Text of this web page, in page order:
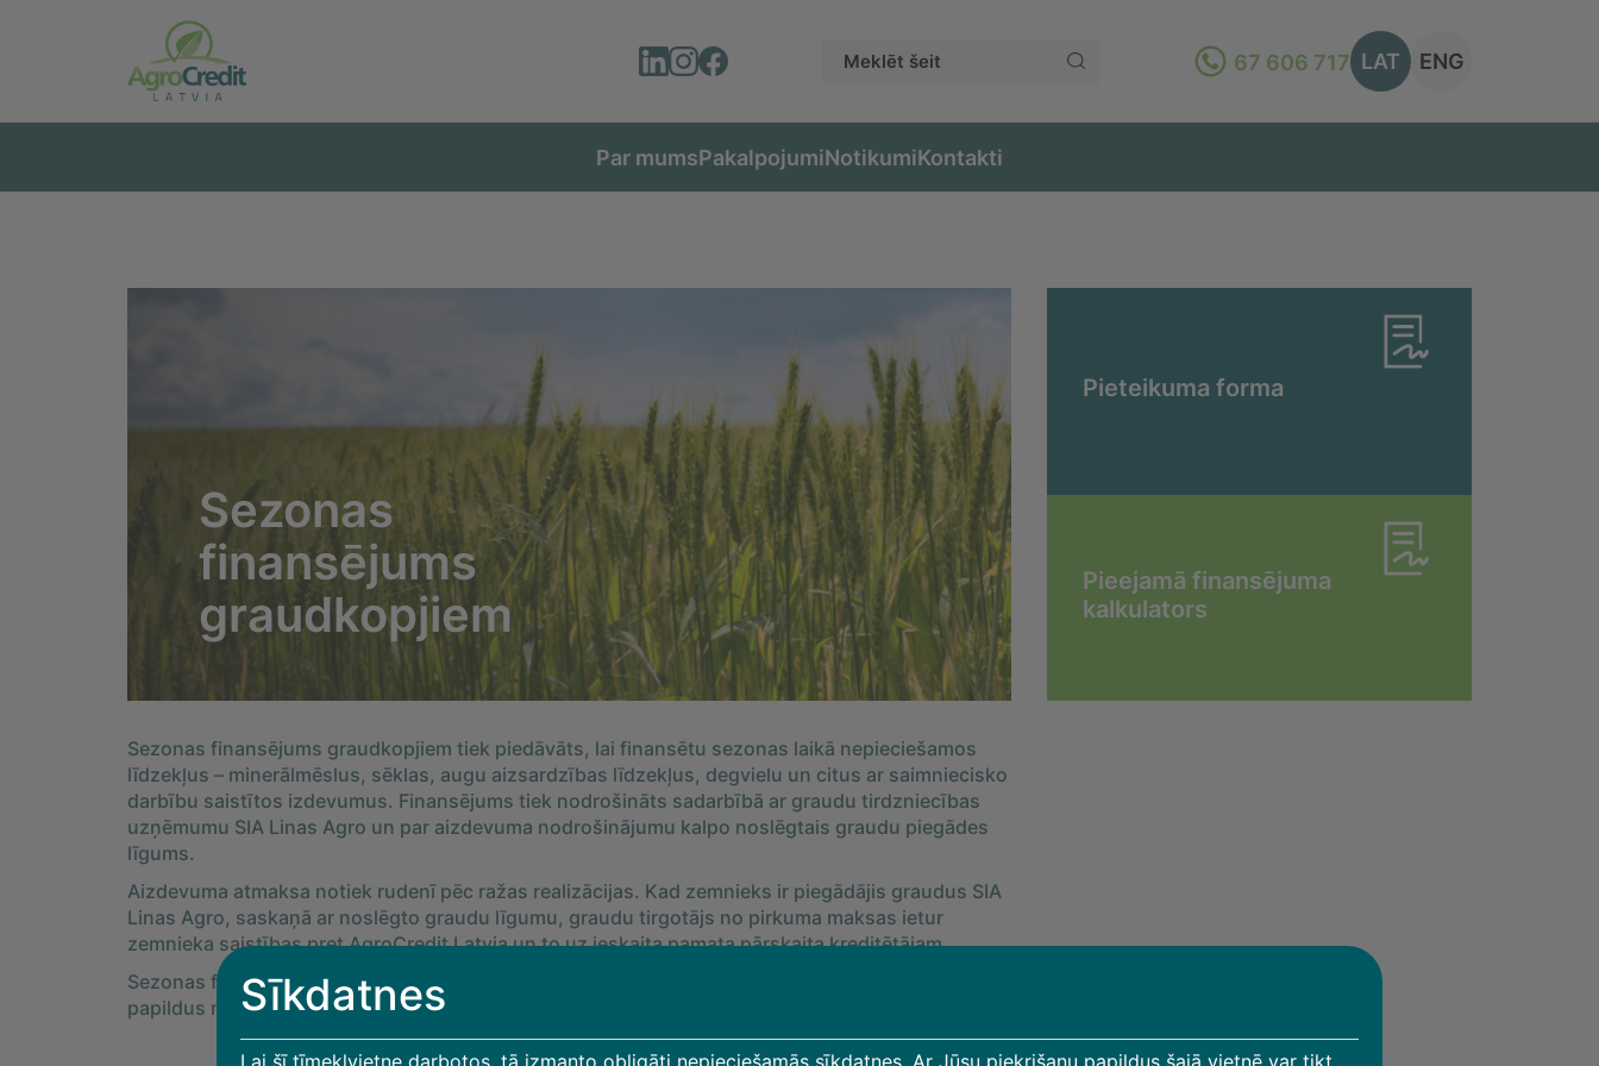
67 606 717 LAT ENG
Par mumsPakalpojumiNotikumiKontakti
Sezonas
finansējums
graudkopjiem
Pieteikuma forma
Pieejamā finansējuma
kalkulators
Sezonas finansējums graudkopjiem tiek piedāvāts, lai finansētu sezonas laikā nepieciešamos
līdzekļus – minerālmēslus, sēklas, augu aizsardzības līdzekļus, degvielu un citus ar saimniecisko
darbību saistītos izdevumus. Finansējums tiek nodrošināts sadarbībā ar graudu tirdzniecības
uzņēmumu SIA Linas Agro un par aizdevuma nodrošinājumu kalpo noslēgtais graudu piegādes
līgums.
Aizdevuma atmaksa notiek rudenī pēc ražas realizācijas. Kad zemnieks ir piegādājis graudus SIA
Linas Agro, saskaņā ar noslēgto graudu līgumu, graudu tirgotājs no pirkuma maksas ietur
zemnieka saistības pret AgroCredit Latvia un to uz ieskaita pamata pārskaita kreditētājam.
Sezonas finansējums graudkopjiem ir ērti pieejams finansējuma veids, kas parasti ir pieejams bez
papildus nodrošinājuma.
Sīkdatnes
Lai šī tīmekļvietne darbotos, tā izmanto obligāti nepieciešamās sīkdatnes. Ar Jūsu piekrišanu papildus šajā vietnē var tikt